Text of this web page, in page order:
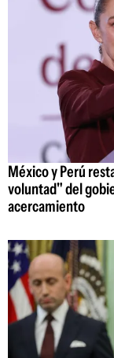
México y Perú
voluntad" del
acercamiento